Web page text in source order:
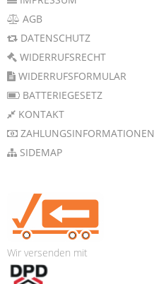
AGB
DATENSCHUTZ
WIDERRUFSRECHT
WIDERRUFSFORMULAR
BATTERIEGESETZ
KONTAKT
ZAHLUNGSINFORMATIONEN
SIDEMAP
Wir versenden mit